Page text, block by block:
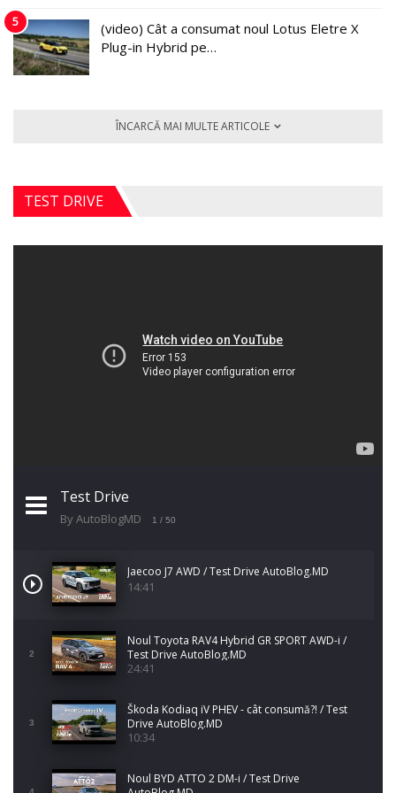
5
(video) Cât a consumat noul Lotus Eletre X
Plug-in Hybrid pe…
ÎNCARCĂ MAI MULTE ARTICOLE
TEST DRIVE
Test Drive
By AutoBlogMD 1 / 50
Jaecoo J7 AWD / Test Drive AutoBlog.MD
14:41
2
Noul Toyota RAV4 Hybrid GR SPORT AWD-i /
Test Drive AutoBlog.MD
24:41
3
Škoda Kodiaq iV PHEV - cât consumă?! / Test
Drive AutoBlog.MD
10:34
Noul BYD ATTO 2 DM-i / Test Drive